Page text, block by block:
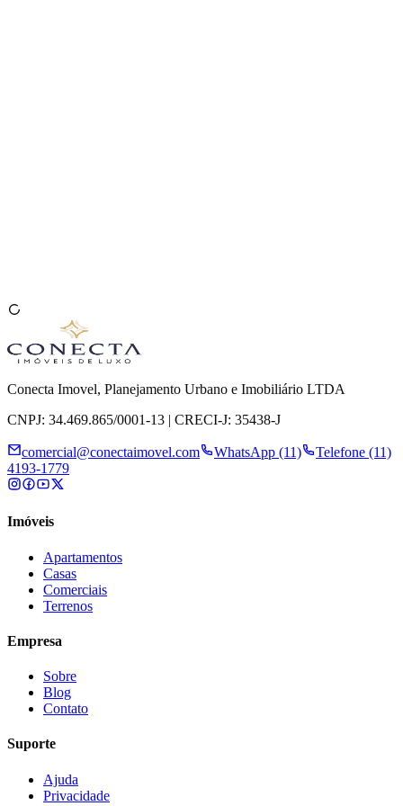
Conecta Imovel, Planejamento Urbano e Imobiliário LTDA
CNPJ: 34.469.865/0001-13 | CRECI-J: 35438-J
comercial@conectaimovel.com WhatsApp (11)
Telefone (11)
4193-1779
Imóveis
Apartamentos
Casas
Comerciais
Terrenos
Empresa
Sobre
Blog
Contato
Suporte
Ajuda
Privacidade